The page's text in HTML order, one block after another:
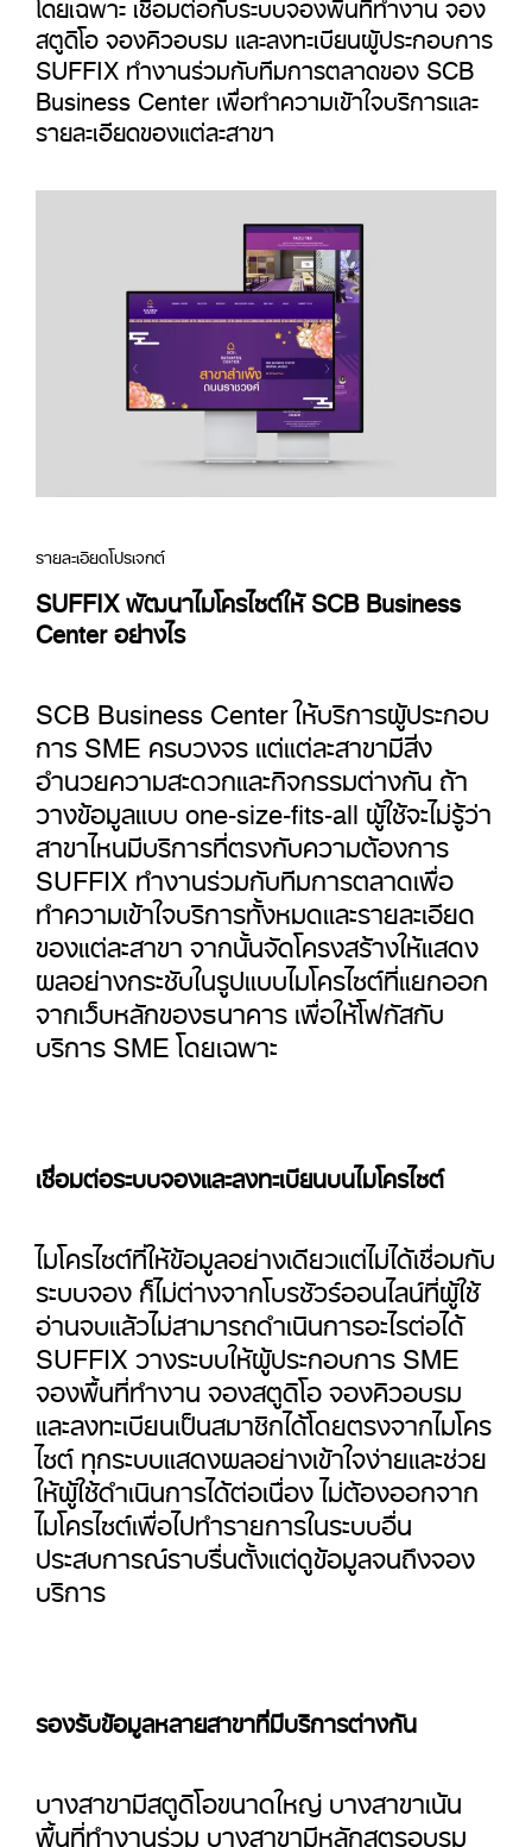
สตูดิโอ จองคิวอบรม และลงทะเบียนผู้ประกอบการ
SUFFIX ทำงานร่วมกับทีมการตลาดของ SCB
Business Center เพื่อทำความเข้าใจบริการและ
รายละเอียดของแต่ละสาขา
รายละเอียดโปรเจกต์
SUFFIX พัฒนาไมโครไซต์ให้ SCB Business
Center อย่างไร
SCB Business Center ให้บริการผู้ประกอบ
การ SME ครบวงจร แต่แต่ละสาขามีสิ่ง
อำนวยความสะดวกและกิจกรรมต่างกัน ถ้า
วางข้อมูลแบบ one-size-fits-all ผู้ใช้จะไม่รู้ว่า
สาขาไหนมีบริการที่ตรงกับความต้องการ
SUFFIX ทำงานร่วมกับทีมการตลาดเพื่อ
ทำความเข้าใจบริการทั้งหมดและรายละเอียด
ของแต่ละสาขา จากนั้นจัดโครงสร้างให้แสดง
ผลอย่างกระชับในรูปแบบไมโครไซต์ที่แยกออก
จากเว็บหลักของธนาคาร เพื่อให้โฟกัสกับ
บริการ SME โดยเฉพาะ
เชื่อมต่อระบบจองและลงทะเบียนบนไมโครไซต์
ไมโครไซต์ที่ให้ข้อมูลอย่างเดียวแต่ไม่ได้เชื่อมกับ
ระบบจอง ก็ไม่ต่างจากโบรชัวร์ออนไลน์ที่ผู้ใช้
อ่านจบแล้วไม่สามารถดำเนินการอะไรต่อได้
SUFFIX วางระบบให้ผู้ประกอบการ SME
จองพื้นที่ทำงาน จองสตูดิโอ จองคิวอบรม
และลงทะเบียนเป็นสมาชิกได้โดยตรงจากไมโคร
ไซต์ ทุกระบบแสดงผลอย่างเข้าใจง่ายและช่วย
ให้ผู้ใช้ดำเนินการได้ต่อเนื่อง ไม่ต้องออกจาก
ไมโครไซต์เพื่อไปทำรายการในระบบอื่น
ประสบการณ์ราบรื่นตั้งแต่ดูข้อมูลจนถึงจอง
บริการ
รองรับข้อมูลหลายสาขาที่มีบริการต่างกัน
บางสาขามีสตูดิโอขนาดใหญ่ บางสาขาเน้น
พื้นที่ทำงานร่วม บางสาขามีหลักสูตรอบรม